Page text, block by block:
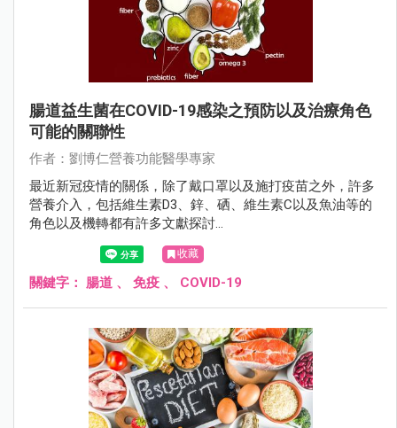
腸道益生菌在COVID-19感染之預防以及治療角色
可能的關聯性
作者：劉博仁營養功能醫學專家
最近新冠疫情的關係，除了戴口罩以及施打疫苗之外，許多
營養介入，包括維生素D3、鋅、硒、維生素C以及魚油等的
角色以及機轉都有許多文獻探討...
收藏
關鍵字： 腸道 、 免疫 、 COVID-19